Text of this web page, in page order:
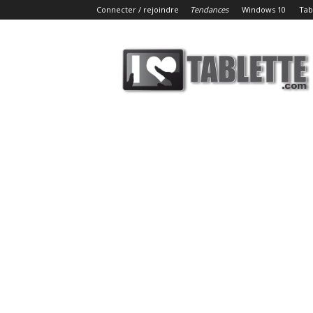
Connecter / rejoindre Tendances Windows 10